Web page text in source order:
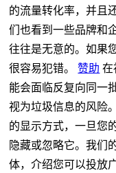
的流量转化率，并且
们也看到一些品牌和
往往是无意的。如果
很容易犯错。赞助 在
能会面临反复向同一
视为垃圾信息的风险
的显示方式，一旦您
隐藏或忽略它。我们
体，介绍您可以投放